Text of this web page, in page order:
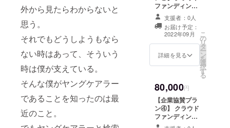
外から見たらわからないと
思う。
それでもどうしようもなら
ない時はあって、そういう
時は僕が支えている。
そんな僕がヤングケアラー
であることを知ったのは最
近のこと。
ファイ
ルは３
種類の
中より
で郵送
されま
者の方
がクリ
アファ
イルの
デザイ
所まで
の講師
の交通
費はご
ます。
※備考欄
名・ご
担当者
様のお
名前を
ご記入
てはオ
フライ
ンでの
開催の
す。 ・
実施場
指定い
ただい
た場所
にて実
施させ
を設置
する初
期設定
・運用
月） が
セット
となっ
ており
ます。 -
-----------
---------
ファンディング
サイトへの企業
ロゴの掲載
（小） 本クラウ
ドファンディン
グサイト上へ企
業様のロゴを掲
者様のお名前を
必ずご記載くだ
さい。 ※掲載す
るロゴに関して
はヤングケア
支援者：0人
お届け予定：
2022年09月
詳細を見る
こ
の
リ
タ
ー
ン
を
選
択
す
る
80,000円
【企業協賛プラ
ン④】 クラウド
ファンディング
サイトへの企業